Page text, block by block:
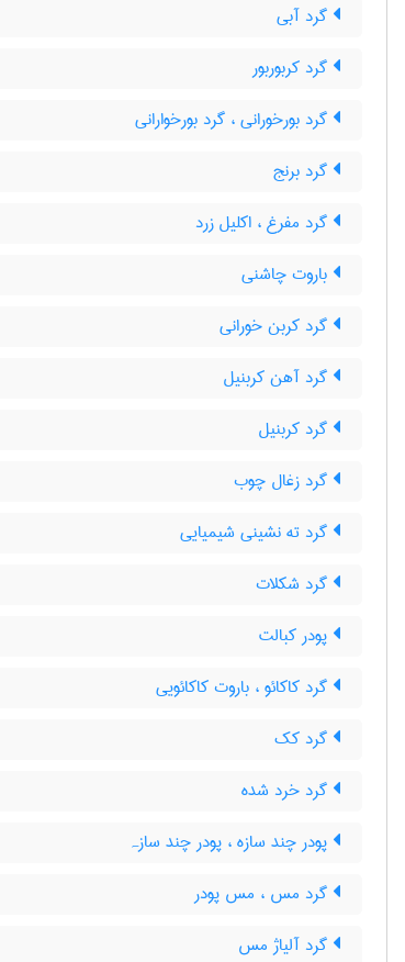
گرد آبی
گرد کربوربور
گرد بورخورانی ، گرد بورخوارانی
گرد برنج
گرد مفرغ ، اکلیل زرد
باروت چاشنی
گرد کربن خورانی
گرد آهن کربنیل
گرد کربنیل
گرد زغال چوب
گرد ته نشینی شیمیایی
گرد شکلات
پودر کبالت
گرد کاکائو ، باروت کاکائویی
گرد کک
گرد خرد شده
پودر چند سازه ، پودر چند سازہ
گرد مس ، مس پودر
گرد آلیاژ مس